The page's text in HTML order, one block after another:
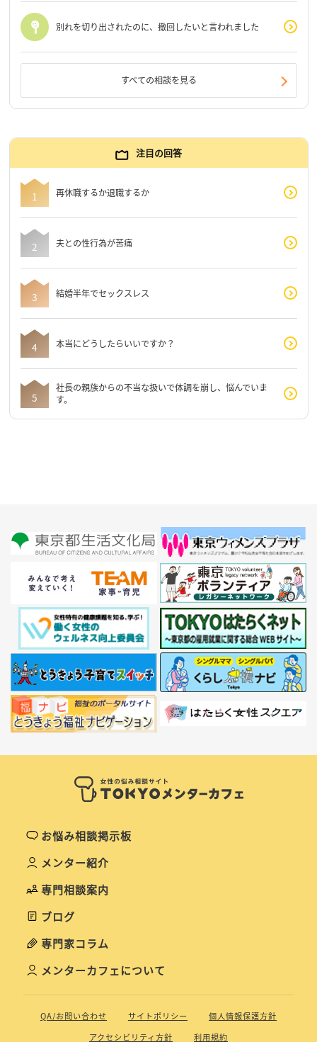
別れを切り出されたのに、撤回したいと言われました
すべての相談を見る
注目の回答
再休職するか退職するか
夫との性行為が苦痛
結婚半年でセックスレス
本当にどうしたらいいですか？
社長の親族からの不当な扱いで体調を崩し、悩んでいま
す。
お悩み相談掲示板
メンター紹介
専門相談案内
ブログ
専門家コラム
メンターカフェについて
QA/お問い合わせ サイトポリシー
個人情報保護方針
アクセシビリティ方針
利用規約